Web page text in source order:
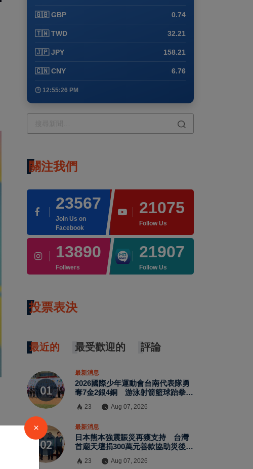
🇬🇧 GBP 0.74
🇹🇼 TWD 32.21
🇯🇵 JPY 158.21
🇨🇳 CNY 6.76
🕒 12:55:26 PM
關注我們
23567
Join Us on
Facebook
21075
Follow Us
13890
Follwers
21907
Follow Us
投票表決
最近的 最受歡迎的 評論
最新消息
2026國際少年運動會台南代表隊勇
奪7金2銀4銅 游泳射箭籃球跆拳道
23 Aug 07, 2026
最新消息
日本熊本強震賑災再獲支持 台灣
首廟天壇捐300萬元善款協助災後復
23 Aug 07, 2026
×